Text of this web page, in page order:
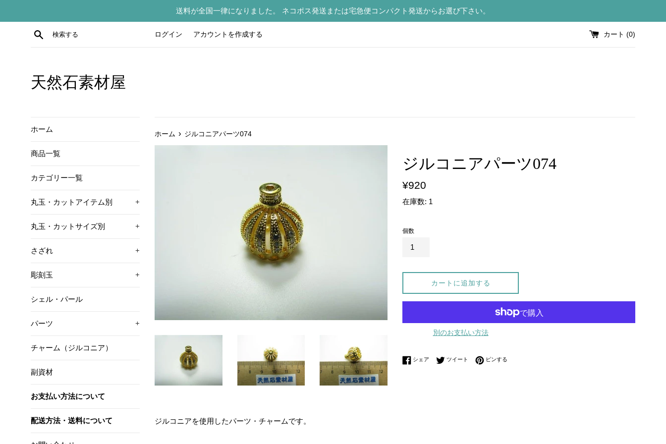
送料が全国一律になりました。 ネコポス発送または宅急便コンパクト発送からお選び下さい。
検索する ログイン アカウントを作成する カート (0)
天然石素材屋
ホーム
商品一覧
カテゴリー一覧
丸玉・カットアイテム別 +
丸玉・カットサイズ別 +
さざれ +
彫刻玉 +
シェル・パール
パーツ +
チャーム（ジルコニア）
副資材
お支払い方法について
配送方法・送料について
ホーム › ジルコニアパーツ074
ジルコニアパーツ074
通
価
¥920
在庫数: 1
個数
カートに追加する
別のお支払い方法
シェア Facebookでシェアする
ツイート Twitterに投稿する
ピンする
ジルコニアを使用したパーツ・チャームです。